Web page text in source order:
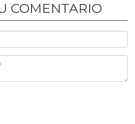
COMENTARIO